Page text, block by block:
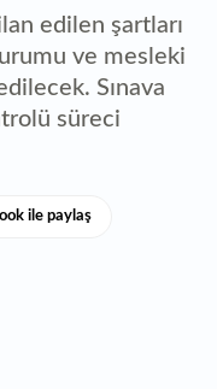
edilen şartları
ve mesleki
Sınava
süreci
ile paylaş